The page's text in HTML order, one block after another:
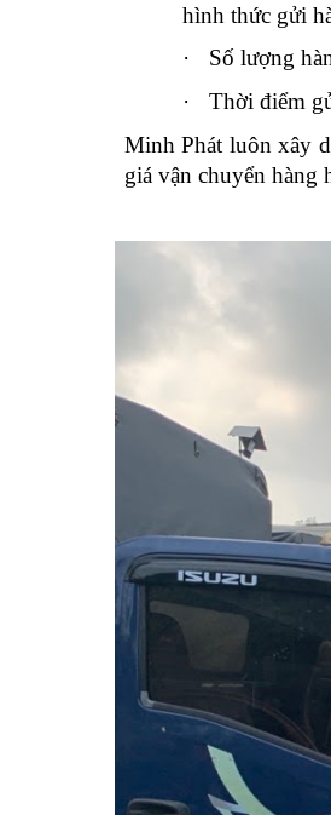
hình thức gửi
·
Số lượng
·
Thời điểm
Minh Phát luôn xây
giá vận chuyển hàng